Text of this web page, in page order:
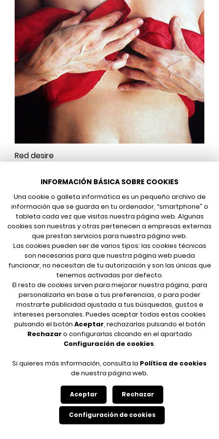
Red desire
Sergeant Pepper
INFORMACIÓN BÁSICA SOBRE COOKIES
Una cookie o galleta informática es un pequeño archivo de
información que se guarda en tu ordenador, “smartphone” o
tableta cada vez que visitas nuestra página web. Algunas
cookies son nuestras y otras pertenecen a empresas externas
que prestan servicios para nuestra página web.
Las cookies pueden ser de varios tipos: las cookies técnicas
son necesarias para que nuestra página web pueda
funcionar, no necesitan de tu autorización y son las únicas que
tenemos activadas por defecto.
El resto de cookies sirven para mejorar nuestra página, para
personalizarla en base a tus preferencias, o para poder
mostrarte publicidad ajustada a tus búsquedas, gustos e
intereses personales. Puedes aceptar todas estas cookies
pulsando el botón Aceptar, rechazarlas pulsando el botón
Rechazaro configurarlas clicando en el apartado
Configuración de cookies.
Si quieres más información, consulta la Política de cookies
de nuestra página web.
Aceptar Rechazar
Configuración de cookies